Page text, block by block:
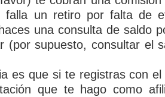
falla un retiro por falta de
una consulta de saldo
(por supuesto, consultar el
es que si te registras con
que te hago como